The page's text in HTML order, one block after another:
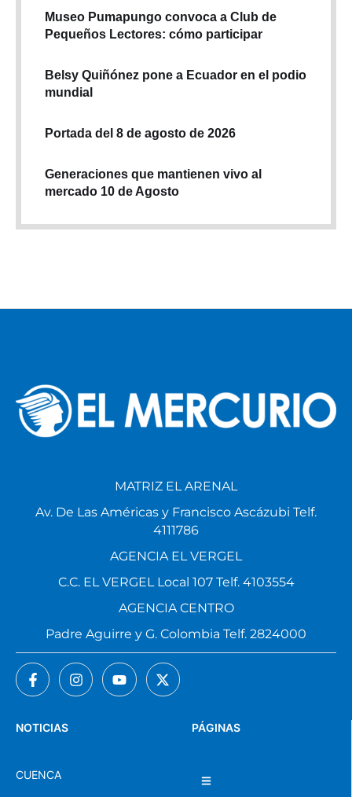
Museo Pumapungo convoca a Club de
Pequeños Lectores: cómo participar
Belsy Quiñónez pone a Ecuador en el podio
mundial
Portada del 8 de agosto de 2026
Generaciones que mantienen vivo al
mercado 10 de Agosto
PÁGINAS
NOTICIAS
CUENCA
MATRIZ EL ARENAL
Av. De Las Américas y Francisco Ascázubi Telf.
4111786
AGENCIA EL VERGEL
C.C. EL VERGEL Local 107 Telf. 4103554
AGENCIA CENTRO
Padre Aguirre y G. Colombia Telf. 2824000